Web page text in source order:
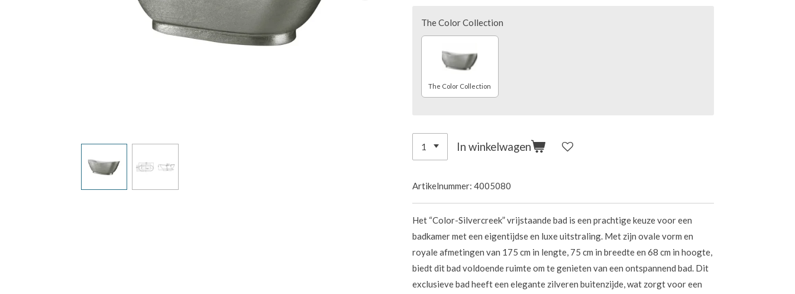
The Color Collection
The Color Collection
In winkelwagen
Artikelnummer: 4005080
Het “Color-Silvercreek” vrijstaande bad is een prachtige keuze voor een
badkamer met een eigentijdse en luxe uitstraling. Met zijn ovale vorm en
royale afmetingen van 175 cm in lengte, 75 cm in breedte en 68 cm in hoogte,
biedt dit bad voldoende ruimte om te genieten van een ontspannend bad. Dit
exclusieve bad heeft een elegante zilveren buitenzijde, wat zorgt voor een